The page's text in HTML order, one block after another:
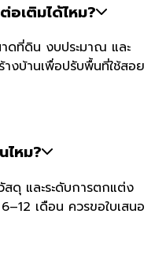
อเติมได้ไหม?
ดที่ดิน งบประมาณ และ
งบ้านเพื่อปรับพื้นที่ใช้สอย
ไหม?
ดุ และระดับการตกแต่ง
เดือน ควรขอใบเสนอ